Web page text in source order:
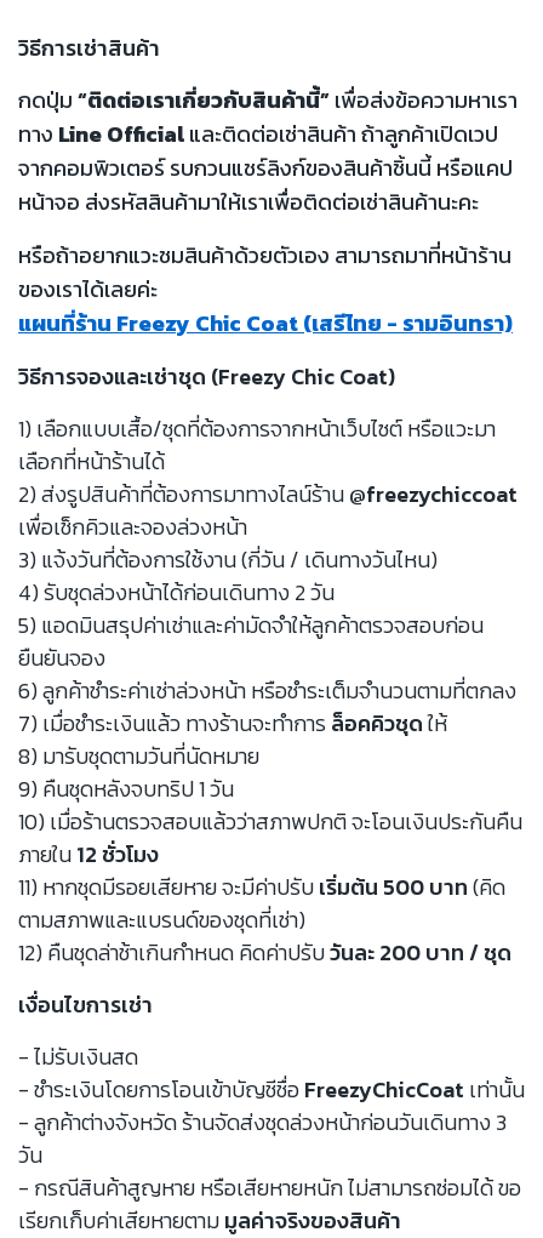
วิธีการเช่าสินค้า
กดปุ่ม“ติดต่อเราเกี่ยวกับสินค้านี้”เพื่อส่งข้อความหาเรา
ทาง Line Officialและติดต่อเช่าสินค้า ถ้าลูกค้าเปิดเวป
จากคอมพิวเตอร์ รบกวนแชร์ลิงก์ของสินค้าชิ้นนี้ หรือแคป
หน้าจอ ส่งรหัสสินค้ามาให้เราเพื่อติดต่อเช่าสินค้านะคะ
หรือถ้าอยากแวะชมสินค้าด้วยตัวเอง สามารถมาที่หน้าร้าน
ของเราได้เลยค่ะ
แผนที่ร้าน Freezy Chic Coat (เสรีไทย - รามอินทรา)
วิธีการจองและเช่าชุด (Freezy Chic Coat)
1) เลือกแบบเสื้อ/ชุดที่ต้องการจากหน้าเว็บไซต์ หรือแวะมา
เลือกที่หน้าร้านได้
2) ส่งรูปสินค้าที่ต้องการมาทางไลน์ร้าน@freezychiccoat
เพื่อเช็กคิวและจองล่วงหน้า
3) แจ้งวันที่ต้องการใช้งาน (กี่วัน / เดินทางวันไหน)
4) รับชุดล่วงหน้าได้ก่อนเดินทาง 2 วัน
5) แอดมินสรุปค่าเช่าและค่ามัดจำให้ลูกค้าตรวจสอบก่อน
ยืนยันจอง
6) ลูกค้าชำระค่าเช่าล่วงหน้า หรือชำระเต็มจำนวนตามที่ตกลง
7) เมื่อชำระเงินแล้ว ทางร้านจะทำการล็อคคิวชุดให้
8) มารับชุดตามวันที่นัดหมาย
9) คืนชุดหลังจบทริป 1 วัน
10) เมื่อร้านตรวจสอบแล้วว่าสภาพปกติ จะโอนเงินประกันคืน
ภายใน12 ชั่วโมง
11) หากชุดมีรอยเสียหาย จะมีค่าปรับเริ่มต้น 500 บาท(คิด
ตามสภาพและแบรนด์ของชุดที่เช่า)
12) คืนชุดล่าช้าเกินกำหนด คิดค่าปรับวันละ 200 บาท / ชุด
เงื่อนไขการเช่า
- ไม่รับเงินสด
- ชำระเงินโดยการโอนเข้าบัญชีชื่อFreezyChicCoat เท่านั้น
- ลูกค้าต่างจังหวัด ร้านจัดส่งชุดล่วงหน้าก่อนวันเดินทาง 3
วัน
- กรณีสินค้าสูญหาย หรือเสียหายหนัก ไม่สามารถซ่อมได้ ขอ
เรียกเก็บค่าเสียหายตามมูลค่าจริงของสินค้า